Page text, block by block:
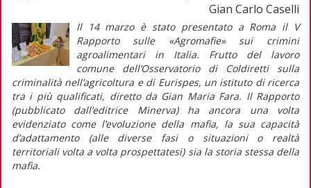
Gian Carlo Caselli
Il 14 marzo è stato presentato a Roma il V
Rapporto sulle «Agromafie» sui crimini
agroalimentari in Italia. Frutto del lavoro
comune dell’Osservatorio di Coldiretti sulla
criminalità nell’agricoltura e di Eurispes, un istituto di ricerca
tra i più qualificati, diretto da Gian Maria Fara. Il Rapporto
(pubblicato dall’editrice Minerva) ha ancora una volta
evidenziato come l’evoluzione della mafia, la sua capacità
d’adattamento (alle diverse fasi o situazioni o realtà
territoriali volta a volta prospettatesi) sia la storia stessa della
mafia.